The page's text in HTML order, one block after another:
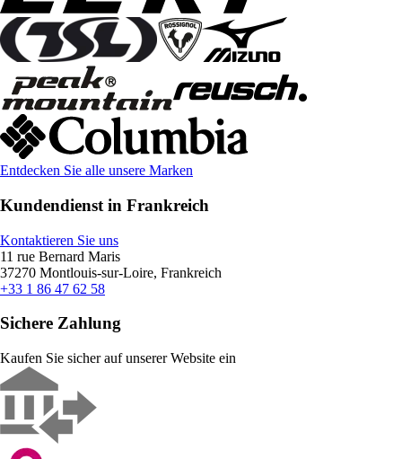
Entdecken Sie alle unsere Marken
Kundendienst in Frankreich
Kontaktieren Sie uns
11 rue Bernard Maris
37270 Montlouis-sur-Loire, Frankreich
+33 1 86 47 62 58
Sichere Zahlung
Kaufen Sie sicher auf unserer Website ein